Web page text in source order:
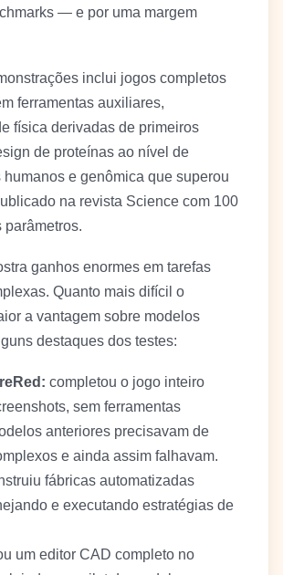
— e por uma margem
inclui jogos completos
ferramentas auxiliares,
física derivadas de primeiros
de proteínas ao nível de
e genômica que superou
na revista Science com 100
parâmetros.
ganhos enormes em tarefas
Quanto mais difícil o
a vantagem sobre modelos
destaques dos testes:
completou o jogo inteiro
sem ferramentas
anteriores precisavam de
e ainda assim falhavam.
fábricas automatizadas
e executando estratégias de
um editor CAD completo no